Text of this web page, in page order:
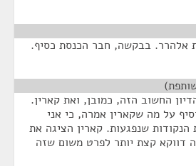
אלהרר. בבקשה, חבר הכנסת כסיף.
החשוב הזה, כמובן, ואת קארין.
על מה שקארין אמרה, כי אני
הנקודות שנפגעות. קארין הציגה את
דווקא קצת יותר לפרט משום שזה